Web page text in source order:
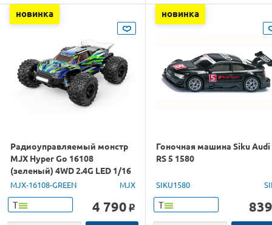
новинка
Радиоуправляемый монстр
MJX Hyper Go 16108
(зеленый) 4WD 2.4G LED 1/16
RTR
MJX-16108-GREEN MJX
Т 4 790 o
новинка
Гоночная машина Siku Audi
RS 5 1580
SIKU1580
Т 839